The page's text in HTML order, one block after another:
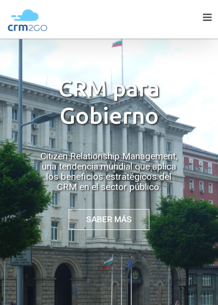
content
CRM para
Gobierno
Citizen Relationship Management,
una tendencia mundial que aplica
los beneficios estratégicos del
CRM en el sector público.
SABER MÁS